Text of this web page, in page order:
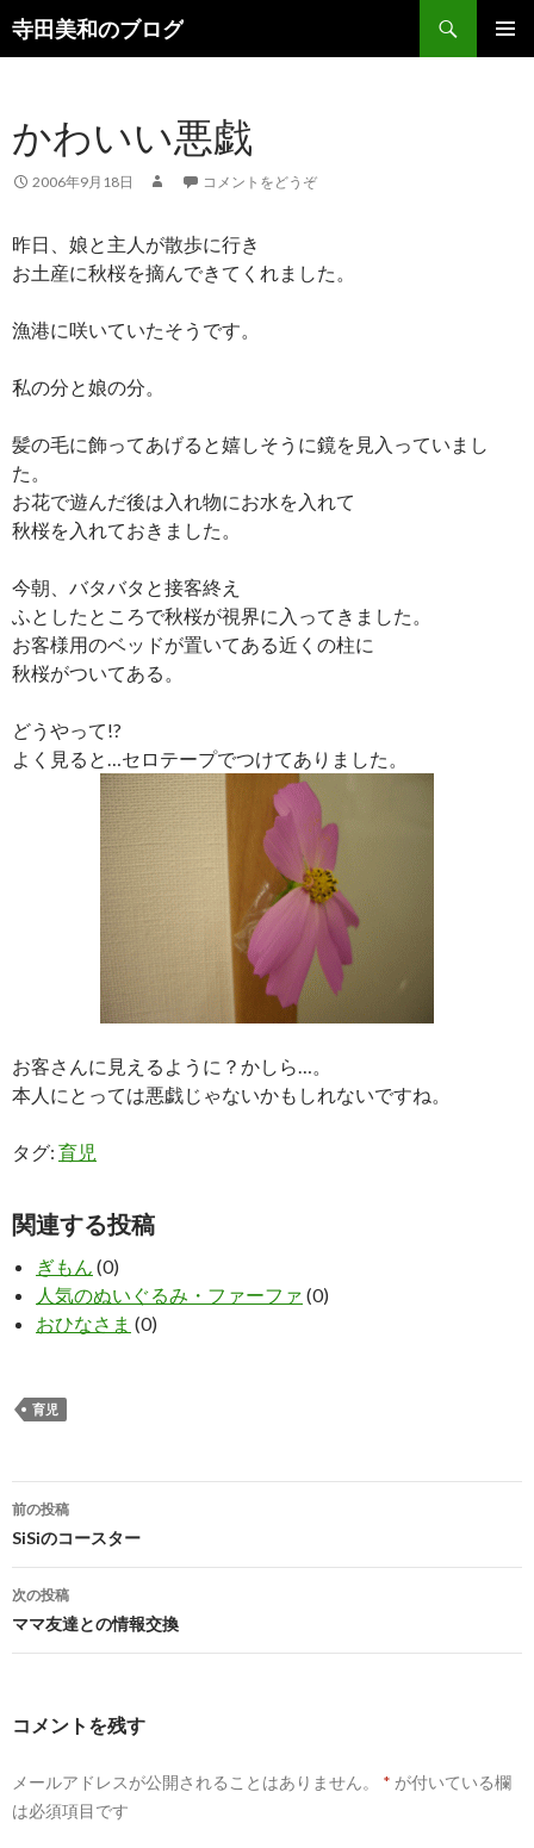
寺田美和のブログ
検
索
ン
ツ
へ
かわいい悪戯
2006年9月18日 コメントをどうぞ
昨日、娘と主人が散歩に行き
お土産に秋桜を摘んできてくれました。
漁港に咲いていたそうです。
私の分と娘の分。
髪の毛に飾ってあげると嬉しそうに鏡を見入っていまし
た。
お花で遊んだ後は入れ物にお水を入れて
秋桜を入れておきました。
今朝、バタバタと接客終え
ふとしたところで秋桜が視界に入ってきました。
お客様用のベッドが置いてある近くの柱に
秋桜がついてある。
どうやって!?
よく見ると…セロテープでつけてありました。
お客さんに見えるように？かしら…。
本人にとっては悪戯じゃないかもしれないですね。
タグ: 育児
関連する投稿
ぎもん (0)
人気のぬいぐるみ・ファーファ (0)
おひなさま (0)
育児
投
稿
ナ
ビ
ゲ
ョ
前の投稿
SiSiのコースター
次の投稿
ママ友達との情報交換
コメントを残す
メールアドレスが公開されることはありません。 * が付いている欄
は必須項目です